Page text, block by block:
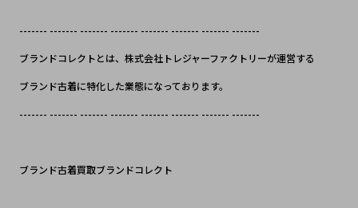
------- ------- ------- ------- ------- ------- ------- -------
ブランドコレクトとは、株式会社トレジャーファクトリーが運営する
ブランド古着に特化した業態になっております。
------- ------- ------- ------- ------- ------- ------- -------
ブランド古着買取ブランドコレクト